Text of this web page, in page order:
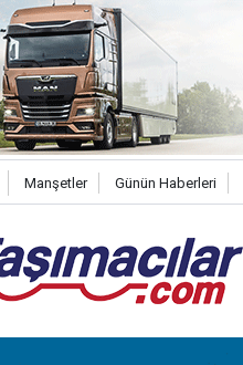
Manşetler Günün Haberleri